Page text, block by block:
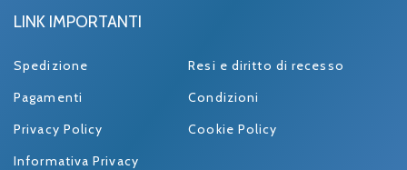
LINK IMPORTANTI
Spedizione
Resi e diritto di recesso
Pagamenti
Condizioni
Privacy Policy
Cookie Policy
Informativa Privacy